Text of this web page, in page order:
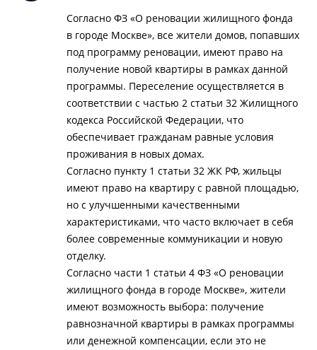
Согласно ФЗ «О реновации жилищного фонда
в городе Москве», все жители домов, попавших
под программу реновации, имеют право на
получение новой квартиры в рамках данной
программы. Переселение осуществляется в
соответствии с частью 2 статьи 32 Жилищного
кодекса Российской Федерации, что
обеспечивает гражданам равные условия
проживания в новых домах.
Согласно пункту 1 статьи 32 ЖК РФ, жильцы
имеют право на квартиру с равной площадью,
но с улучшенными качественными
характеристиками, что часто включает в себя
более современные коммуникации и новую
отделку.
Согласно части 1 статьи 4 ФЗ «О реновации
жилищного фонда в городе Москве», жители
имеют возможность выбора: получение
равнозначной квартиры в рамках программы
или денежной компенсации, если это не